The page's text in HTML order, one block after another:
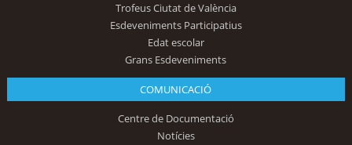
Trofeus Ciutat de València
Esdeveniments Participatius
Edat escolar
Grans Esdeveniments
COMUNICACIÓ
Centre de Documentació
Notícies